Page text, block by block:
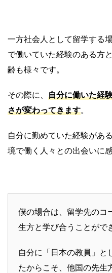
一方社会人として留学する
で働いていた経験のある方
齢も様々です。
その際に、 自分に働いた経
さが変わってきます。
自分に勤めていた経験があ
境で働く人々との出会いに
僕の場合は、留学先のコ
生方と学び合うことがで
自分に「日本の教員」と
たからこそ、他国の先生